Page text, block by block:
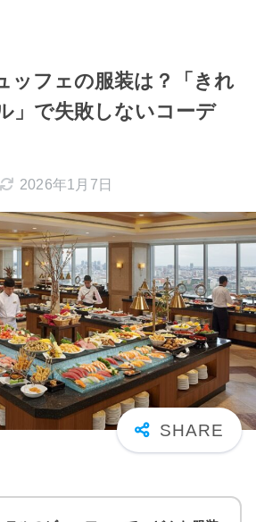
ッフェの服装は？「きれ
」で失敗しないコーデ
2026年1月7日